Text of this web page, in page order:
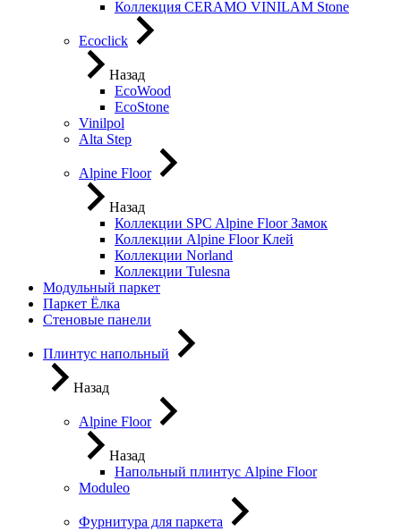
Коллекция CERAMO VINILAM Stone
Ecoclick
Назад
EcoWood
EcoStone
Vinilpol
Alta Step
Alpine Floor
Назад
Коллекции SPC Alpine Floor Замок
Коллекции Alpine Floor Клей
Коллекции Norland
Коллекции Tulesna
Модульный паркет
Паркет Ёлка
Стеновые панели
Плинтус напольный
Назад
Alpine Floor
Назад
Напольный плинтус Alpine Floor
Moduleo
Фурнитура для паркета